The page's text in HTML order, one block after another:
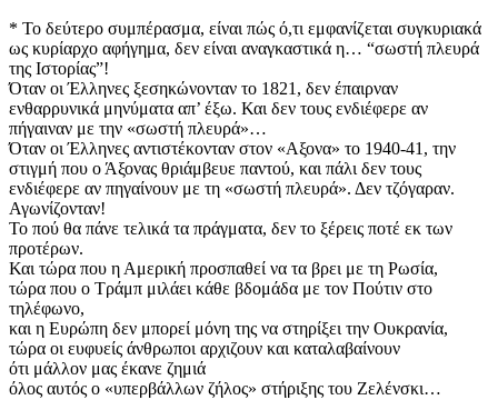
​* Το δεύτερο συμπέρασμα, είναι πώς ό,τι εμφανίζεται συγκυριακά
ως κυρίαρχο αφήγημα, δεν είναι αναγκαστικά η… “σωστή πλευρά
της Ιστορίας”!
​Όταν οι Έλληνες ξεσηκώνονταν το 1821, δεν έπαιρναν
ενθαρρυνικά μηνύματα απ’ έξω. Και δεν τους ενδιέφερε αν
πήγαιναν με την «σωστή πλευρά»…
​Όταν οι Έλληνες αντιστέκονταν στον «Αξονα» το 1940-41, την
στιγμή που ο Άξονας θριάμβευε παντού, και πάλι δεν τους
ενδιέφερε αν πηγαίνουν με τη «σωστή πλευρά». Δεν τζόγαραν.
Αγωνίζονταν!
​Το πού θα πάνε τελικά τα πράγματα, δεν το ξέρεις ποτέ εκ των
προτέρων.
​Και τώρα που η Αμερική προσπαθεί να τα βρει με τη Ρωσία,
τώρα που ο Τράμπ μιλάει κάθε βδομάδα με τον Πούτιν στο
τηλέφωνο,
και η Ευρώπη δεν μπορεί μόνη της να στηρίξει την Ουκρανία,
​τώρα οι ευφυείς άνθρωποι αρχιζουν και καταλαβαίνουν
ότι μάλλον μας έκανε ζημιά
όλος αυτός ο «υπερβάλλων ζήλος» στήριξης του Ζελένσκι…